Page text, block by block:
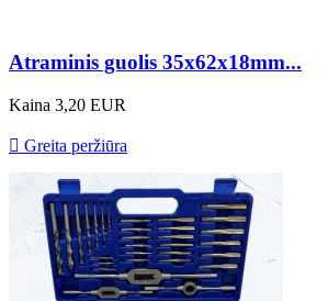
Atraminis guolis 35x62x18mm...
Kaina 3,20 EUR
 Greita peržiūra